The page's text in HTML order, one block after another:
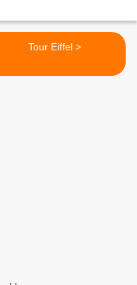
Tour Eiffel >